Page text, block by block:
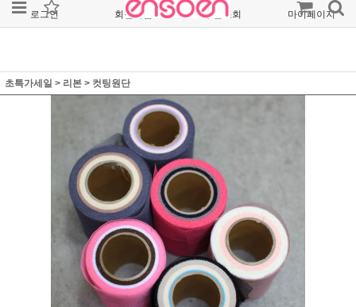
로그인 회원가입 주문조회 마이페이지
초특가세일 > 리본 > 컷팅원단